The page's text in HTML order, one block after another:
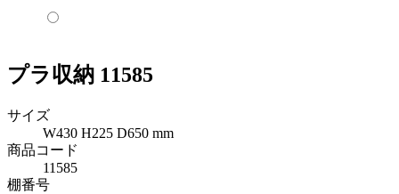
プラ収納 11585
サイズ
W430 H225 D650 mm
商品コード
11585
棚番号